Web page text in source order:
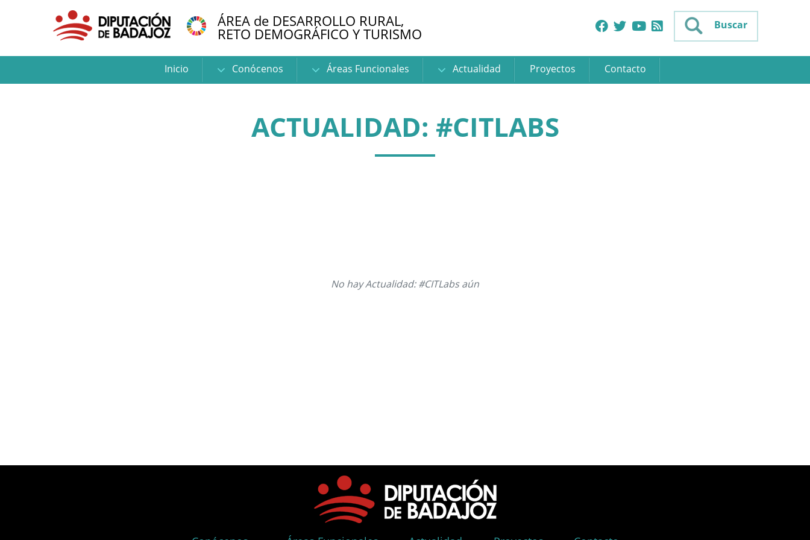
ÁREA de DESARROLLO RURAL,
RETO DEMOGRÁFICO Y TURISMO Buscar
Inicio Conócenos Áreas Funcionales Actualidad Proyectos Contacto
ACTUALIDAD: #CITLABS
No hay Actualidad: #CITLabs aún